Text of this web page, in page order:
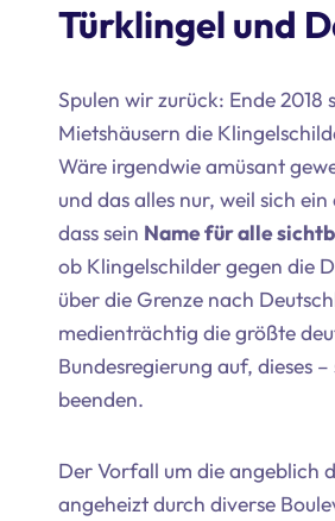
Türklingel und
Spulen wir zurück: Ende
Mietshäusern die
Wäre irgendwie amüsant
und das alles nur, weil sich
dass sein Name für alle
ob Klingelschilder gegen die
über die Grenze nach
medienträchtig die größte
Bundesregierung auf, dieses
beenden.
Der Vorfall um die angeblich
angeheizt durch diverse